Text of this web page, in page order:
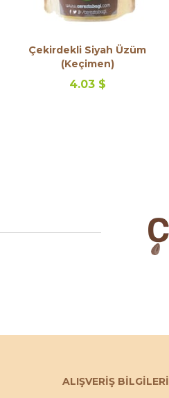
Çekirdekli Siyah Üzüm
(Keçimen)
4.03 $
ALIŞVERİŞ BİLGİLERİ